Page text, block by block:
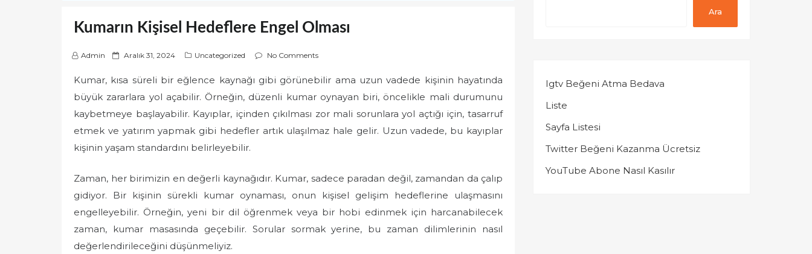
Kumarın Kişisel Hedeflere Engel Olması
Admin
P
s
t
d
o
n
Aralık 31, 2024 Uncategorized No Comments
Kumar, kısa süreli bir eğlence kaynağı gibi görünebilir ama uzun vadede kişinin hayatında
büyük zararlara yol açabilir. Örneğin, düzenli kumar oynayan biri, öncelikle mali durumunu
kaybetmeye başlayabilir. Kayıplar, içinden çıkılması zor mali sorunlara yol açtığı için, tasarruf
etmek ve yatırım yapmak gibi hedefler artık ulaşılmaz hale gelir. Uzun vadede, bu kayıplar
kişinin yaşam standardını belirleyebilir.
Zaman, her birimizin en değerli kaynağıdır. Kumar, sadece paradan değil, zamandan da çalıp
gidiyor. Bir kişinin sürekli kumar oynaması, onun kişisel gelişim hedeflerine ulaşmasını
engelleyebilir. Örneğin, yeni bir dil öğrenmek veya bir hobi edinmek için harcanabilecek
zaman, kumar masasında geçebilir. Sorular sormak yerine, bu zaman dilimlerinin nasıl
değerlendirileceğini düşünmeliyiz.
Ara
Igtv Beğeni Atma Bedava
Liste
Sayfa Listesi
Twitter Beğeni Kazanma Ücretsiz
YouTube Abone Nasıl Kasılır